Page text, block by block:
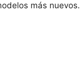
más nuevos.